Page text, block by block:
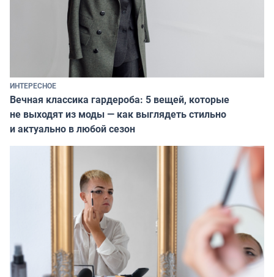
ИНТЕРЕСНОЕ
Вечная классика гардероба: 5 вещей, которые
не выходят из моды — как выглядеть стильно
и актуально в любой сезон